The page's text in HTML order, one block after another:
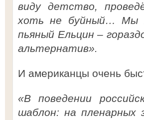
виду детство,
хоть не буйный… Мы
пьяный Ельцин –
альтернатив».
И американцы очень
«В поведении
шаблон: на пленарных